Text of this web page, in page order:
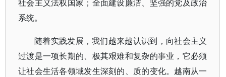
社会主义法权国家；全面建设廉洁、坚强的党及政治
系统。
随着实践发展，我们越来越认识到，向社会主义
过渡是一项长期的、极其艰难和复杂的事业，它必须
让社会生活各领域发生深刻的、质的变化。越南从一